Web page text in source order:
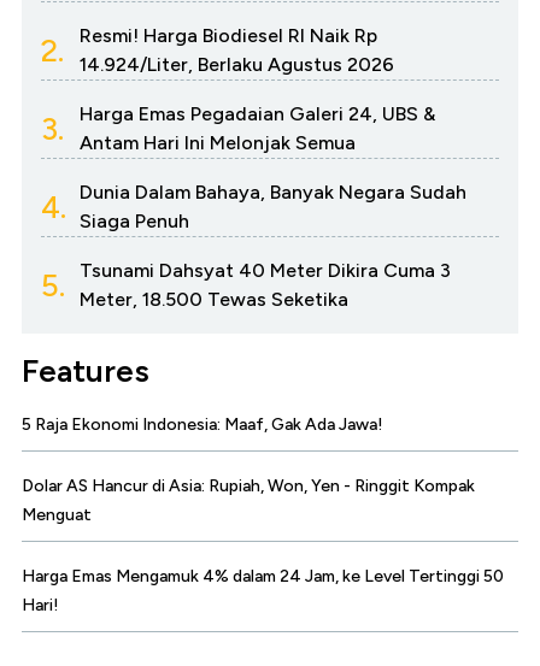
2.
Resmi! Harga Biodiesel RI Naik Rp
14.924/Liter, Berlaku Agustus 2026
3.
Harga Emas Pegadaian Galeri 24, UBS &
Antam Hari Ini Melonjak Semua
4.
Dunia Dalam Bahaya, Banyak Negara Sudah
Siaga Penuh
5.
Tsunami Dahsyat 40 Meter Dikira Cuma 3
Meter, 18.500 Tewas Seketika
Features
5 Raja Ekonomi Indonesia: Maaf, Gak Ada Jawa!
Dolar AS Hancur di Asia: Rupiah, Won, Yen - Ringgit Kompak
Menguat
Harga Emas Mengamuk 4% dalam 24 Jam, ke Level Tertinggi 50
Hari!